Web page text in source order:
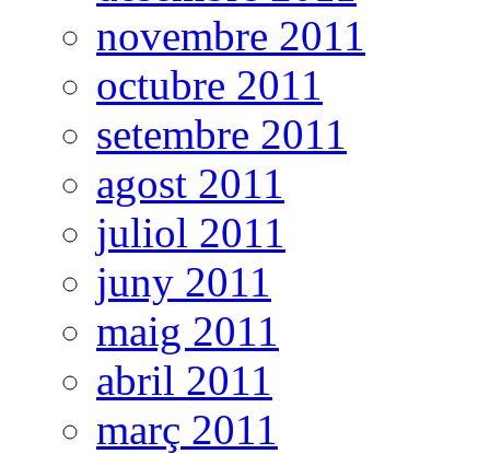
novembre 2011
octubre 2011
setembre 2011
agost 2011
juliol 2011
juny 2011
maig 2011
abril 2011
març 2011